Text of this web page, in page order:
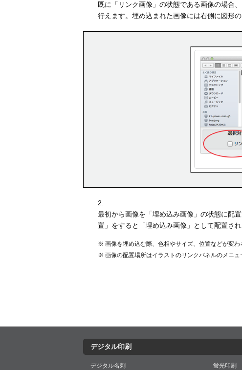
既に「リンク画像」の状態である画像の場合
行えます。埋め込まれた画像には右側に図形
2.
最初から画像を「埋め込み画像」の状態に配
置」をすると「埋め込み画像」として配置され
※ 画像を埋め込む際、色相やサイズ、位置などが変わ
※ 画像の配置場所はイラストのリンクパネルのメニュ
デジタル印刷
デジタル名刺
蛍光印刷